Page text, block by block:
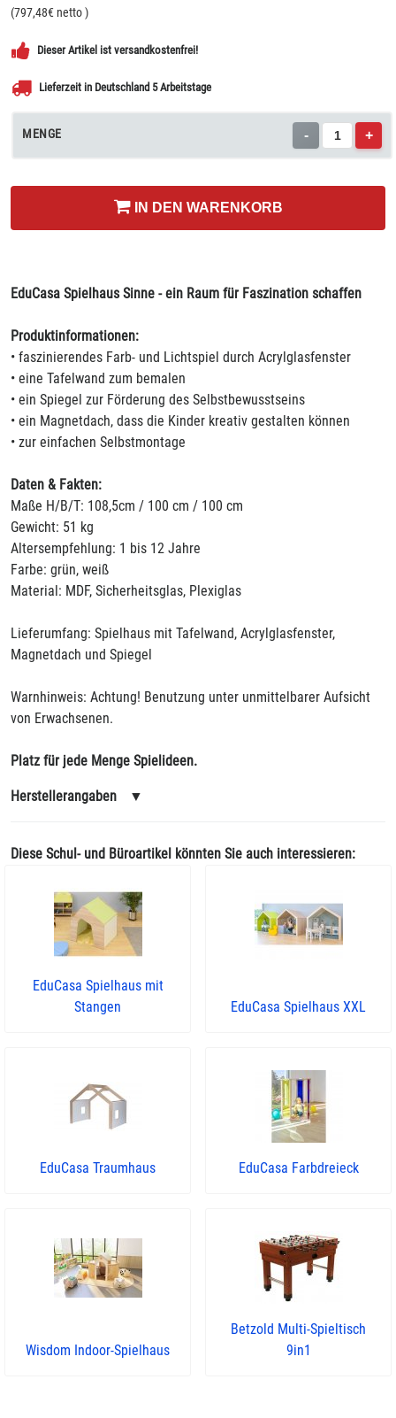
(797,48€ netto)
Dieser Artikel ist versandkostenfrei!
Lieferzeit in Deutschland 5 Arbeitstage
MENGE - +
IN DEN WARENKORB
EduCasa Spielhaus Sinne - ein Raum für Faszination schaffen
Produktinformationen:
• faszinierendes Farb- und Lichtspiel durch Acrylglasfenster
• eine Tafelwand zum bemalen
• ein Spiegel zur Förderung des Selbstbewusstseins
• ein Magnetdach, dass die Kinder kreativ gestalten können
• zur einfachen Selbstmontage
Daten & Fakten:
Maße H/B/T: 108,5cm / 100 cm / 100 cm
Gewicht: 51 kg
Altersempfehlung: 1 bis 12 Jahre
Farbe: grün, weiß
Material: MDF, Sicherheitsglas, Plexiglas
Lieferumfang: Spielhaus mit Tafelwand, Acrylglasfenster,
Magnetdach und Spiegel
Warnhinweis: Achtung! Benutzung unter unmittelbarer Aufsicht
von Erwachsenen.
Platz für jede Menge Spielideen.
Herstellerangaben ▼
Diese Schul- und Büroartikel könnten Sie auch interessieren:
EduCasa Spielhaus mit
Stangen
EduCasa Spielhaus XXL
EduCasa Traumhaus EduCasa Farbdreieck
Wisdom Indoor-Spielhaus
Betzold Multi-Spieltisch
9in1